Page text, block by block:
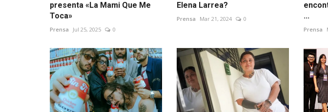
presenta «La Mami Que Me
Toca»
Prensa Jul 25, 2025 0
Elena Larrea?
Prensa Mar 21, 2024 0
...
Prensa